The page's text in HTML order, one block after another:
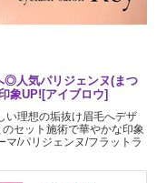
◎人気パリジェンヌ(まつ
象UP![アイブロウ]
い理想の垢抜け眉毛へデザ
セット施術で華やかな印象
マ/パリジェンヌ/フラットラ